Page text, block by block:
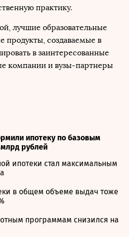
практику.
лучшие образовательные
продукты, создаваемые в
в заинтересованные
компании и вузы-партнеры
ипотеку по базовым
рублей
ипотеки стал максимальным
в общем объеме выдач тоже
программам снизился на